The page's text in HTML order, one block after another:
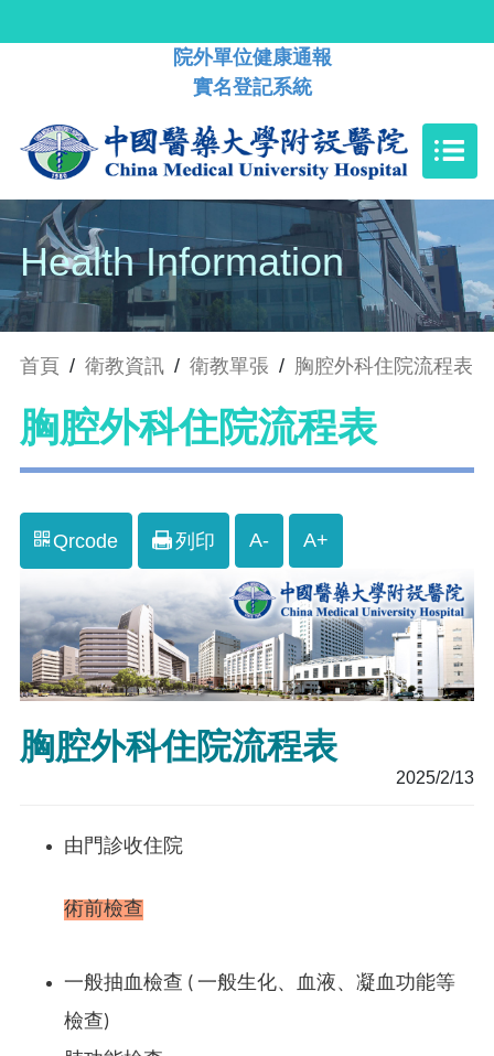
院外單位健康通報
實名登記系統
Health Information
首頁 / 衛教資訊 / 衛教單張 / 胸腔外科住院流程表
胸腔外科住院流程表
Qrcode 列印 A- A+
胸腔外科住院流程表
2025/2/13
由門診收住院
術前檢查
一般抽血檢查 ( 一般生化、血液、凝血功能等
檢查)